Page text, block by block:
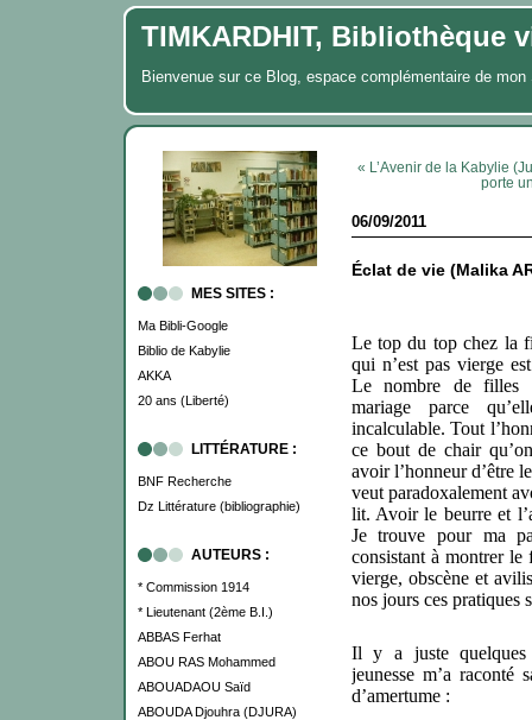
TIMKARDHIT, Bibliothèque
Bienvenue sur ce Blog, espace complémentaire de
MES SITES :
Ma Bibli-Google
Biblio de Kabylie
AKKA
20 ans (Liberté)
LITTÉRATURE :
BNF Recherche
Dz Littérature (bibliographie)
AUTEURS :
* Commission 1914
* Lieutenant (2ème B.I.)
ABBAS Ferhat
ABOU RAS Mohammed
ABOUADAOU Saïd
ABOUDA Djouhra (DJURA)
« L’Avenir de la Kabylie
porte
06/09/2011
Éclat de vie (Malika
Le top du top chez la
qui n’est pas vierge
Le nombre de filles
mariage parce
incalculable. Tout
ce bout de chair
avoir l’honneur d’être
veut paradoxalement
lit. Avoir le beurre et
Je trouve pour ma
consistant à montrer le
vierge, obscène et
nos jours ces pratiques
Il y a juste quelques
jeunesse m’a raconté
d’amertume :